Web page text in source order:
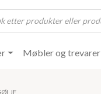
Møbler og trevarer